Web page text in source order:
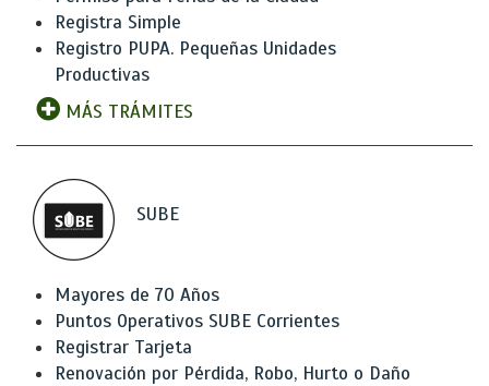
Registra Simple
Registro PUPA. Pequeñas Unidades
Productivas
MÁS TRÁMITES
SUBE
Mayores de 70 Años
Puntos Operativos SUBE Corrientes
Registrar Tarjeta
Renovación por Pérdida, Robo, Hurto o Daño